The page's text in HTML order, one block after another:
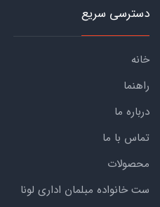
دسترسی سریع
خانه
راهنما
درباره ما
تماس با ما
محصولات
ست خانواده مبلمان اداری لونا